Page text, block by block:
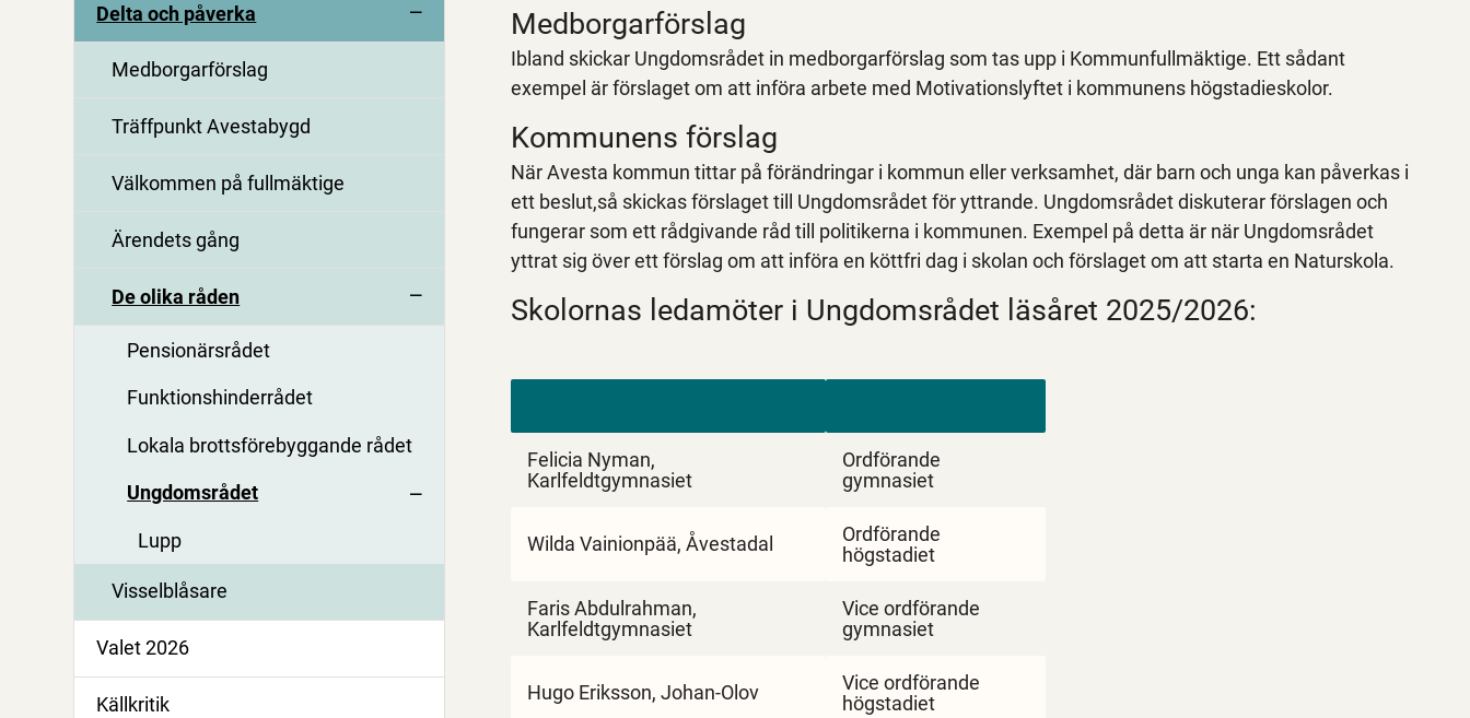
Delta och påverka
Medborgarförslag
Träffpunkt Avestabygd
Välkommen på fullmäktige
Ärendets gång
De olika råden
Pensionärsrådet
Funktionshinderrådet
Lokala brottsförebyggande rådet
Ungdomsrådet
Lupp
Visselblåsare
Valet 2026
Källkritik
Medborgarförslag
Ibland skickar Ungdomsrådet in medborgarförslag som tas upp i Kommunfullmäktige. Ett sådant
exempel är förslaget om att införa arbete med Motivationslyftet i kommunens högstadieskolor.
Kommunens förslag
När Avesta kommun tittar på förändringar i kommun eller verksamhet, där barn och unga kan påverkas i
ett beslut,så skickas förslaget till Ungdomsrådet för yttrande. Ungdomsrådet diskuterar förslagen och
fungerar som ett rådgivande råd till politikerna i kommunen. Exempel på detta är när Ungdomsrådet
yttrat sig över ett förslag om att införa en köttfri dag i skolan och förslaget om att starta en Naturskola.
Skolornas ledamöter i Ungdomsrådet läsåret 2025/2026:
Felicia Nyman,
Karlfeldtgymnasiet
Ordförande
gymnasiet
Wilda Vainionpää, Åvestadal
Ordförande
högstadiet
Faris Abdulrahman,
Karlfeldtgymnasiet
Vice ordförande
gymnasiet
Hugo Eriksson, Johan-Olov
Vice ordförande
högstadiet